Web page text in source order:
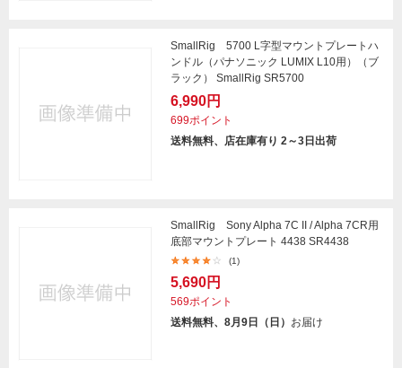
SmallRig 5700 L字型マウントプレートハ
ンドル（パナソニック LUMIX L10用）（ブ
ラック） SmallRig SR5700
6,990円
699ポイント
送料無料、店在庫有り 2～3日出荷
SmallRig Sony Alpha 7C II / Alpha 7CR用
底部マウントプレート 4438 SR4438
(1)
5,690円
569ポイント
送料無料、8月9日（日） お届け